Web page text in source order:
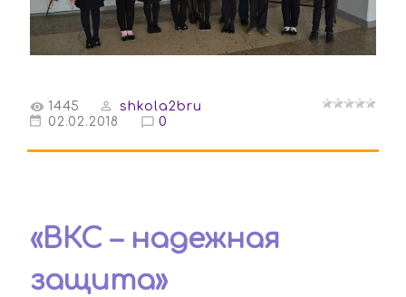
1445
shkola2bru
02.02.2018
0
«ВКС – надежная
защита»